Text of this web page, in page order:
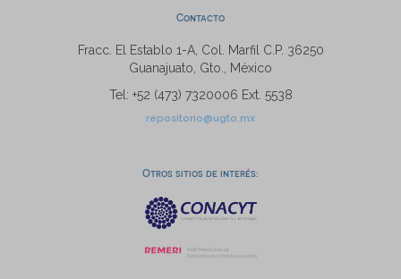
Contacto
Fracc. El Establo 1-A, Col. Marfil C.P. 36250
Guanajuato, Gto., México
Tel: +52 (473) 7320006 Ext. 5538
repositorio@ugto.mx
Otros sitios de interés: